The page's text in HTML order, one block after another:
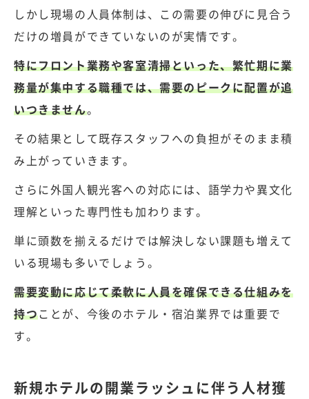
しかし現場の人員体制は、この需要の伸びに見合う
だけの増員ができていないのが実情です。
特にフロント業務や客室清掃といった、繁忙期に業
務量が集中する職種では、需要のピークに配置が追
いつきません。
その結果として既存スタッフへの負担がそのまま積
み上がっていきます。
さらに外国人観光客への対応には、語学力や異文化
理解といった専門性も加わります。
単に頭数を揃えるだけでは解決しない課題も増えて
いる現場も多いでしょう。
需要変動に応じて柔軟に人員を確保できる仕組みを
持つことが、今後のホテル・宿泊業界では重要で
す。
新規ホテルの開業ラッシュに伴う人材獲